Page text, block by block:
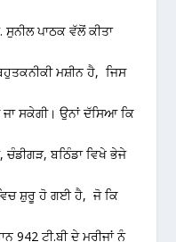
ਪਾਠਕ ਵੱਲੋਂ ਕੀਤਾ
ਮਸ਼ੀਨ ਹੈ, ਜਿਸ
ਜਾ ਸਕੇਗੀ। ਉਨਾਂ ਦੱਸਿਆ ਕਿ
ਬਠਿੰਡਾ ਵਿਖੇ ਭੇਜੇ
ਸ਼ੁਰੂ ਹੋ ਗਈ ਹੈ, ਜੋ ਕਿ
942 ਟੀ.ਬੀ ਦੇ ਮਰੀਜਾਂ ਨੂੰ